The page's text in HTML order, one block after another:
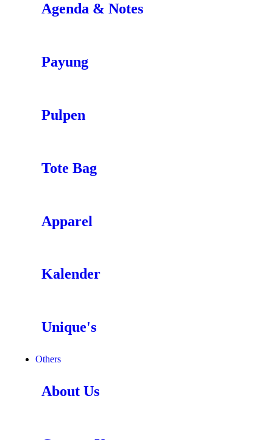
Agenda & Notes
Payung
Pulpen
Tote Bag
Apparel
Kalender
Unique's
Others
About Us